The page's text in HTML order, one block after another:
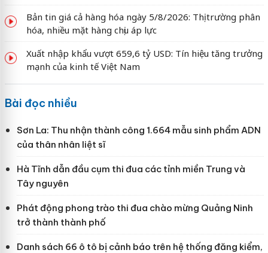
Bản tin giá cả hàng hóa ngày 5/8/2026: Thị trường phân
hóa, nhiều mặt hàng chịu áp lực
Xuất nhập khẩu vượt 659,6 tỷ USD: Tín hiệu tăng trưởng
mạnh của kinh tế Việt Nam
Bài đọc nhiều
Sơn La: Thu nhận thành công 1.664 mẫu sinh phẩm ADN
của thân nhân liệt sĩ
Hà Tĩnh dẫn đầu cụm thi đua các tỉnh miền Trung và
Tây nguyên
Phát động phong trào thi đua chào mừng Quảng Ninh
trở thành thành phố
Danh sách 66 ô tô bị cảnh báo trên hệ thống đăng kiểm,